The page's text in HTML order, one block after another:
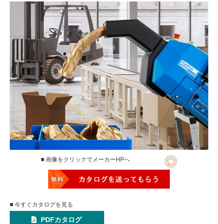
■ 画像をクリックでメーカーHPへ
■ 今すぐカタログを見る
PDFカタログ